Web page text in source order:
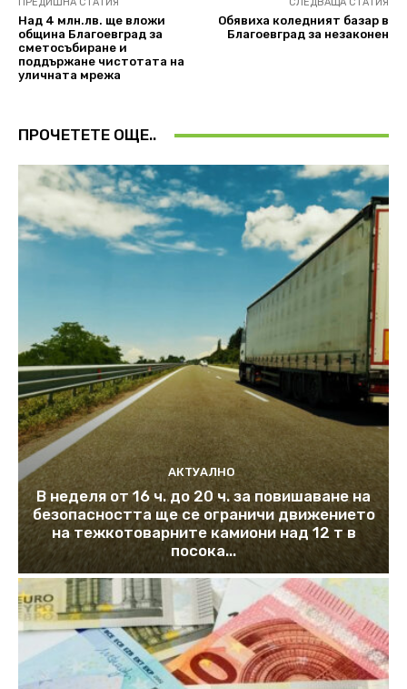
ПРЕДИШНА СТАТИЯ
Над 4 млн.лв. ще вложи
община Благоевград за
сметосъбиране и
поддържане чистотата на
уличната мрежа
СЛЕДВАЩА СТАТИЯ
Обявиха коледният базар в
Благоевград за незаконен
ПРОЧЕТЕТЕ ОЩЕ..
АКТУАЛНО
В неделя от 16 ч. до 20 ч. за повишаване на
безопасността ще се ограничи движението
на тежкотоварните камиони над 12 т в
посока...